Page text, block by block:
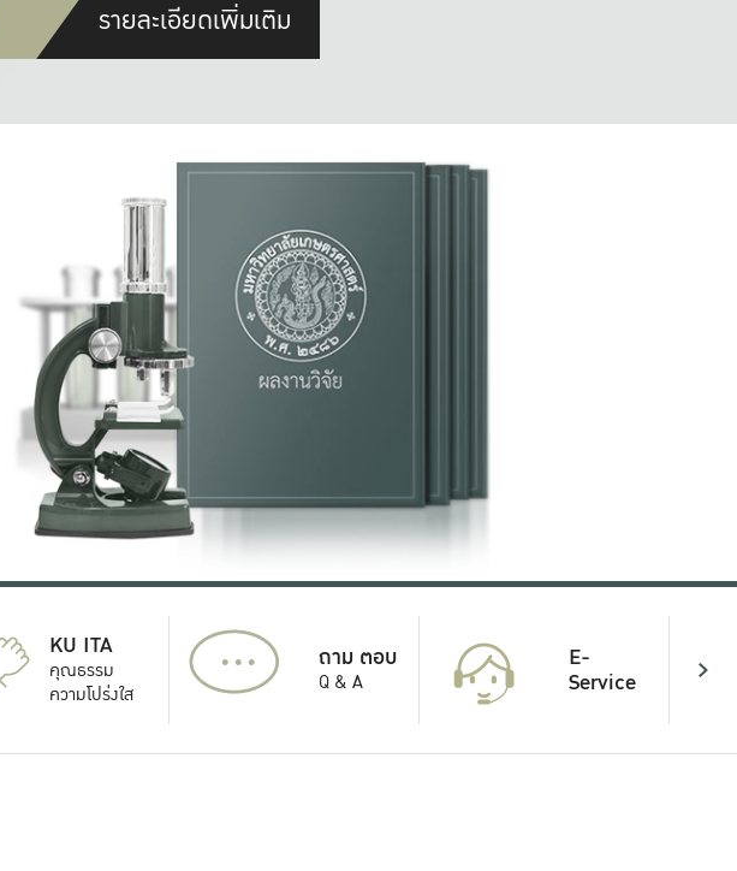
รายละเอียดเพิ่มเติม
KU ITA
คุณธรรม
ความโปร่งใส
... ถาม ตอบ
Q & A
E-
Service